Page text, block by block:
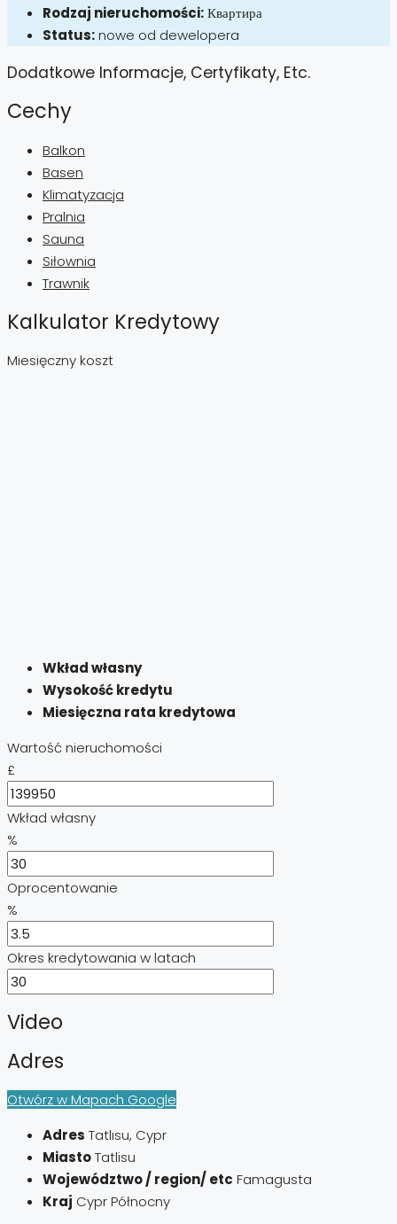
Rodzaj nieruchomości:Квартира
Status:nowe od dewelopera
Dodatkowe Informacje, Certyfikaty, Etc.
Cechy
Balkon
Basen
Klimatyzacja
Pralnia
Sauna
Siłownia
Trawnik
Kalkulator Kredytowy
Miesięczny koszt
Wkład własny
Wysokość kredytu
Miesięczna rata kredytowa
Wartość nieruchomości
£
Wkład własny
%
Oprocentowanie
%
Okres kredytowania w latach
Video
Adres
Otwórz w Mapach Google
Adres Tatlısu, Cypr
MiastoTatlisu
Województwo / region/ etc Famagusta
Kraj Cypr Północny